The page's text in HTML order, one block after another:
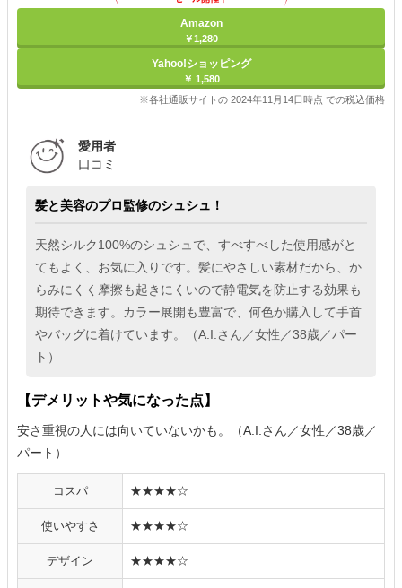
Amazon
￥1,280
Yahoo!ショッピング
￥ 1,580
※各社通販サイトの 2024年11月14日時点 での税込価格
愛用者
口コミ
髪と美容のプロ監修のシュシュ！
天然シルク100%のシュシュで、すべすべした使用感がと
てもよく、お気に入りです。髪にやさしい素材だから、か
らみにくく摩擦も起きにくいので静電気を防止する効果も
期待できます。カラー展開も豊富で、何色か購入して手首
やバッグに着けています。（A.I.さん／女性／38歳／パー
ト）
【デメリットや気になった点】
安さ重視の人には向いていないかも。（A.I.さん／女性／38歳／
パート）
コスパ ★★★★☆
使いやすさ ★★★★☆
デザイン ★★★★☆